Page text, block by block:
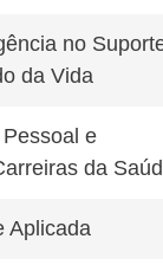
no
da Vida
e
da
Aplicada